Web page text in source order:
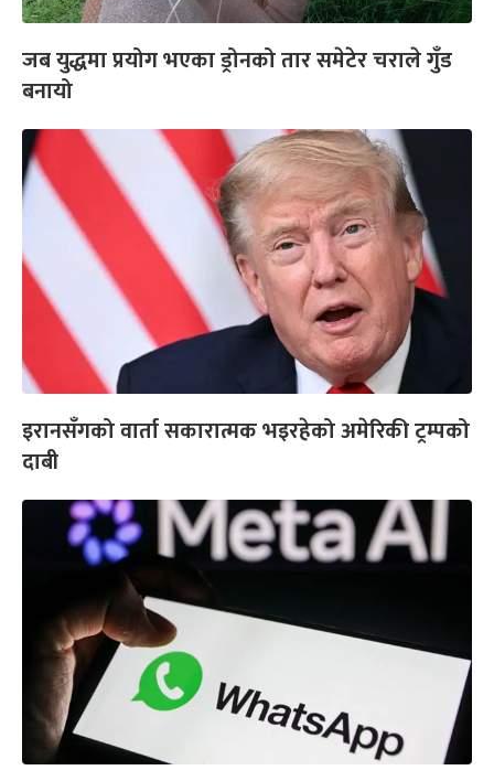
जब युद्धमा प्रयोग भएका ड्रोनको तार समेटेर चराले गुँड
बनायो
इरानसँगको वार्ता सकारात्मक भइरहेको अमेरिकी ट्रम्पको
दाबी